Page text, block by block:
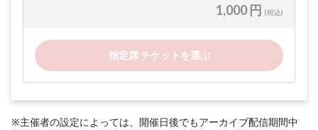
1,000 円 (税込)
指定席 チケットを選ぶ
※主催者の設定によっては、開催日後でもアーカイブ配信期間中